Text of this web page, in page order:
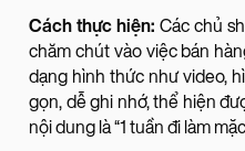
Cách thực hiện: Các chủ
chăm chút vào việc bán
dạng hình thức như video,
gọn, dễ ghi nhớ, thể hiện
nội dung là “1 tuần đi làm